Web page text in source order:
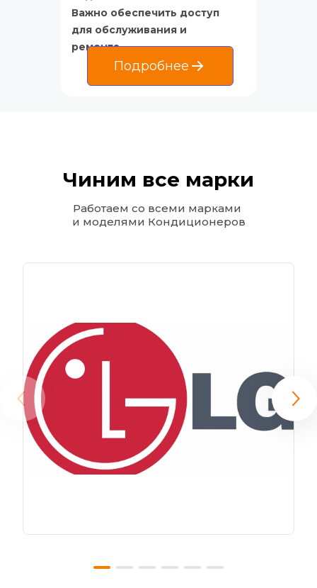
Важно обеспечить доступ
для обслуживания и
ремонта
Подробнее
Чиним все марки
Работаем со всеми марками
и моделями Кондиционеров